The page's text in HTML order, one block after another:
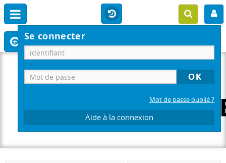
Se connecter
Mot de passe oublié ?
Aide à la connexion